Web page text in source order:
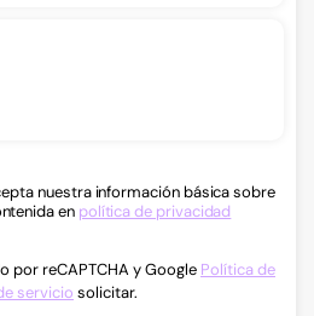
nuestra información básica sobre
en política de privacidad
por reCAPTCHA y Google Política de
servicio solicitar.